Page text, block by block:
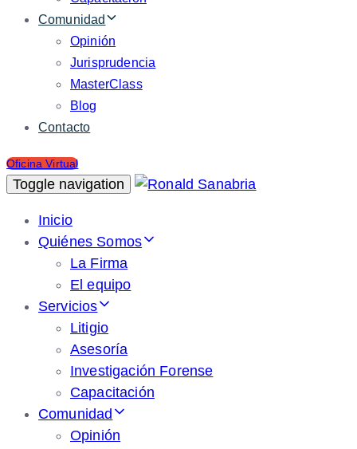
Comunidad
Opinión
Jurisprudencia
MasterClass
Blog
Contacto
Oficina Virtual
Toggle navigation
Inicio
Quiénes Somos
La Firma
El equipo
Servicios
Litigio
Asesoría
Investigación Forense
Capacitación
Comunidad
Opinión